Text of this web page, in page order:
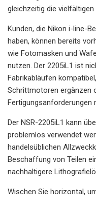
gleichzeitig die
Kunden, die Nikon i-line-
haben, können bereits
wie Fotomasken und
nutzen. Der 2205iL1 ist
Fabrikabläufen
Schrittmotoren ergänzen
Fertigungsanforderungen
Der NSR-2205iL1 kann
problemlos verwendet
handelsüblichen
Beschaffung von Teilen
nachhaltigere
Wischen Sie horizontal,